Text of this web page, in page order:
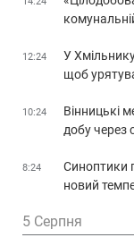
12:24
У
щоб
10:24
Вінницькі
добу через
8:24
Синоптики
новий
5 Серпня